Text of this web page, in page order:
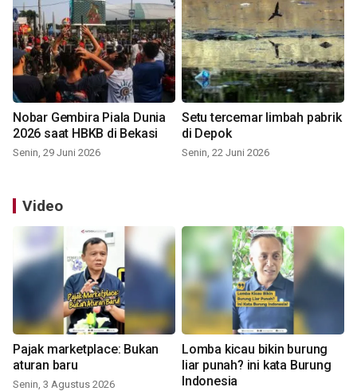
Nobar Gembira Piala Dunia
2026 saat HBKB di Bekasi
Senin, 29 Juni 2026
Setu tercemar limbah pabrik
di Depok
Senin, 22 Juni 2026
Video
Pajak marketplace: Bukan
aturan baru
Senin, 3 Agustus 2026
Lomba kicau bikin burung
liar punah? ini kata Burung
Indonesia